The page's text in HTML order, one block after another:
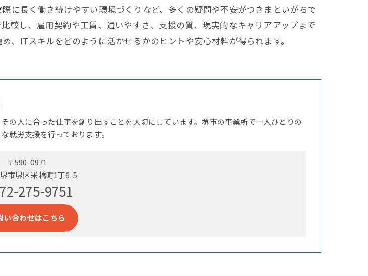
に長く働き続けやすい環境づくりなど、多くの疑問や不安がつきまといがちで
較し、雇用契約や工賃、通いやすさ、支援の質、現実的なキャリアアップまで
、ITスキルをどのように活かせるかのヒントや安心材料が得られます。
の人に合った仕事を創り出すことを大切にしています。堺市の事業所で一人ひとりの
就労支援を行っております。
〒590-0971
市堺区栄橋町1丁6-5
275-9751
い合わせはこちら